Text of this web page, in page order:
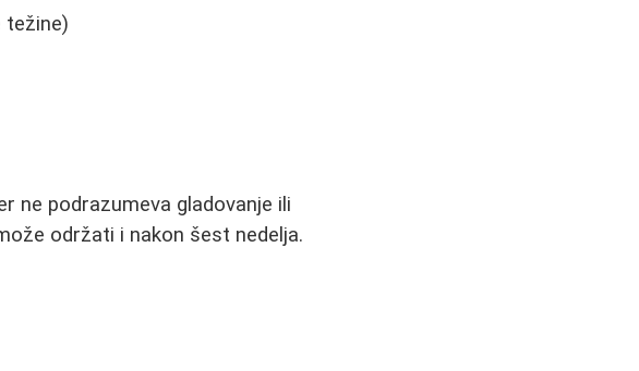
težine)
ne podrazumeva gladovanje ili
održati i nakon šest nedelja.